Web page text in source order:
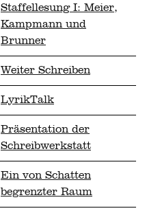
Staffellesung I: Meier,
Kampmann und
Brunner
Weiter Schreiben
LyrikTalk
Präsentation der
Schreibwerkstatt
Ein von Schatten
begrenzter Raum